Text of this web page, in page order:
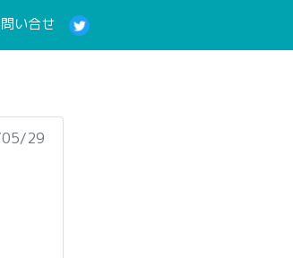
問い合せ(current)
29